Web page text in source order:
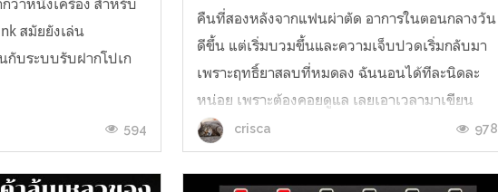
สมัยยังเล่น
กับระบบรับฝากโปเก
594
คืนที่สองหลังจากแฟนผ่าตัด อาการในตอนกลางวัน
ดีขึ้น แต่เริ่มบวมขึ้นและความเจ็บปวดเริ่มกลับมา
เพราะฤทธิ์ยาสลบที่หมดลง ฉันนอนได้ทีละนิดละ
หน่อย เพราะต้องคอยดูแล เลยเอาเวลามาเขียน
เรื่องนี้ต่อ ปี 1990-1994อายุ 7-11 ปีประถม 2-6 ฉัน
เพิ่งย้ายมาอยู่กรุงเทพฯ พ่อซื้อบ้านใหม่เป็นทาว
เฮ้าส์เล็กๆใกล้โรงเรียน อยู่กั...
crisca 978